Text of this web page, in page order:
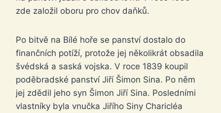
zde založil oboru pro chov daňků.
Po bitvě na Bílé hoře se panství dostalo do
finančních potíží, protože jej několikrát obsadila
švédská a saská vojska. V roce 1839 koupil
poděbradské panství Jiří Šimon Sina. Po něm
jej zdědil jeho syn Šimon Jiří Sina. Posledními
vlastníky byla vnučka Jiřího Siny Charicléa